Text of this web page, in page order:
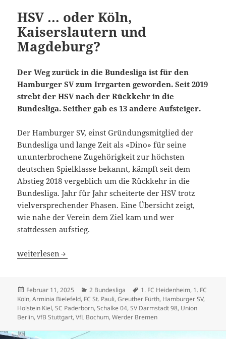
HSV … oder Köln,
Kaiserslautern und
Magdeburg?
Der Weg zurück in die Bundesliga ist für den
Hamburger SV zum Irrgarten geworden. Seit 2019
strebt der HSV nach der Rückkehr in die
Bundesliga. Seither gab es 13 andere Aufsteiger.
Der Hamburger SV, einst Gründungsmitglied der
Bundesliga und lange Zeit als «Dino» für seine
ununterbrochene Zugehörigkeit zur höchsten
deutschen Spielklasse bekannt, kämpft seit dem
Abstieg 2018 vergeblich um die Rückkehr in die
Bundesliga. Jahr für Jahr scheiterte der HSV trotz
vielversprechender Phasen. Eine Übersicht zeigt,
wie nahe der Verein dem Ziel kam und wer
stattdessen aufstieg.
HSV … oder Köln, Kaiserslautern und Magdeburg?
weiterlesen
Veröffentlicht
am
Februar 11, 2025 Kategorien
2 Bundesliga Schlagwörter
1. FC Heidenheim, 1. FC
Köln,Arminia Bielefeld, FC St. Pauli,Greuther Fürth, Hamburger SV,
Holstein Kiel,SC Paderborn,Schalke 04,SV Darmstadt 98, Union
Berlin,VfB Stuttgart,VfL Bochum,Werder Bremen